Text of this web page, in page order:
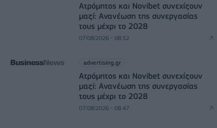
Ατρόμητος και Novibet συνεχίζουν
μαζί: Ανανέωση της συνεργασίας
τους μέχρι το 2028
07/08/2026 - 08:52
advertising.gr
Ατρόμητος και Novibet συνεχίζουν
μαζί: Ανανέωση της συνεργασίας
τους μέχρι το 2028
07/08/2026 - 08:47